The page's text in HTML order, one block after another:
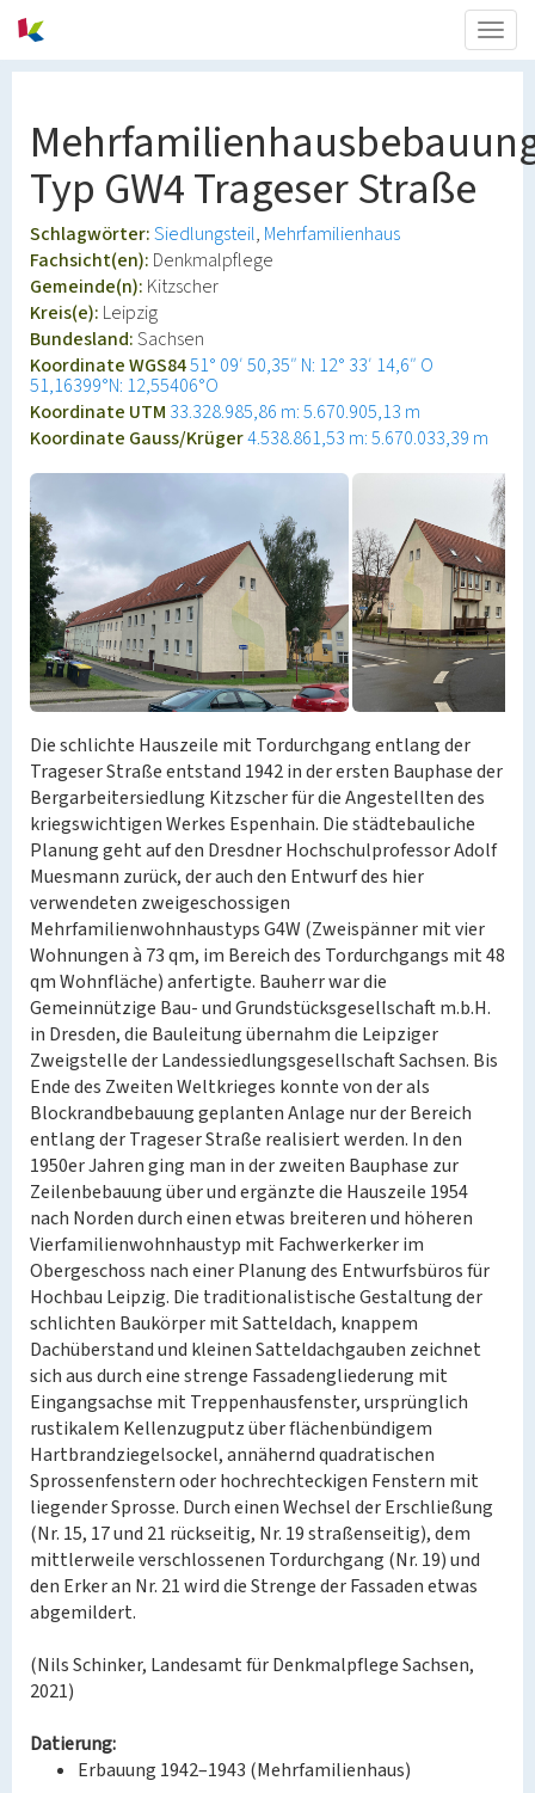
Typ GW4 Trageser Straße
Schlagwörter:Siedlungsteil Mehrfamilienhaus
Fachsicht(en): Denkmalpflege
Gemeinde(n): Kitzscher
Kreis(e): Leipzig
Bundesland:Sachsen
Koordinate WGS8451° 09′ 50,35″ N: 12° 33′ 14,6″ O
51,16399°N: 12,55406°O
Koordinate UTM 33.328.985,86 m: 5.670.905,13 m
Koordinate Gauss/Krüger4.538.861,53 m: 5.670.033,39 m
Die schlichte Hauszeile mit Tordurchgang entlang der
Trageser Straße entstand 1942 in der ersten Bauphase der
Bergarbeitersiedlung Kitzscher für die Angestellten des
kriegswichtigen Werkes Espenhain. Die städtebauliche
Planung geht auf den Dresdner Hochschulprofessor Adolf
Muesmann zurück, der auch den Entwurf des hier
verwendeten zweigeschossigen
Mehrfamilienwohnhaustyps G4W (Zweispänner mit vier
Wohnungen à 73 qm, im Bereich des Tordurchgangs mit 48
qm Wohnfläche) anfertigte. Bauherr war die
Gemeinnützige Bau- und Grundstücksgesellschaft m.b.H.
in Dresden, die Bauleitung übernahm die Leipziger
Zweigstelle der Landessiedlungsgesellschaft Sachsen. Bis
Ende des Zweiten Weltkrieges konnte von der als
Blockrandbebauung geplanten Anlage nur der Bereich
entlang der Trageser Straße realisiert werden. In den
1950er Jahren ging man in der zweiten Bauphase zur
Zeilenbebauung über und ergänzte die Hauszeile 1954
nach Norden durch einen etwas breiteren und höheren
Vierfamilienwohnhaustyp mit Fachwerkerker im
Obergeschoss nach einer Planung des Entwurfsbüros für
Hochbau Leipzig. Die traditionalistische Gestaltung der
schlichten Baukörper mit Satteldach, knappem
Dachüberstand und kleinen Satteldachgauben zeichnet
sich aus durch eine strenge Fassadengliederung mit
Eingangsachse mit Treppenhausfenster, ursprünglich
rustikalem Kellenzugputz über flächenbündigem
Hartbrandziegelsockel, annähernd quadratischen
Sprossenfenstern oder hochrechteckigen Fenstern mit
liegender Sprosse. Durch einen Wechsel der Erschließung
(Nr. 15, 17 und 21 rückseitig, Nr. 19 straßenseitig), dem
mittlerweile verschlossenen Tordurchgang (Nr. 19) und
den Erker an Nr. 21 wird die Strenge der Fassaden etwas
abgemildert.
(Nils Schinker, Landesamt für Denkmalpflege Sachsen,
2021)
Datierung:
Erbauung 1942–1943 (Mehrfamilienhaus)